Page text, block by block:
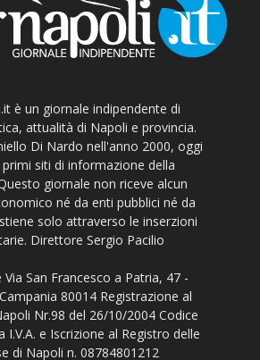
è un giornale indipendente di
attualità di Napoli e provincia.
Di Nardo nell'anno 2000, oggi
siti di informazione della
giornale non riceve alcun
né da enti pubblici né da
solo attraverso le inserzioni
Direttore Sergio Pacilio
Via San Francesco a Patria, 47 -
80014 Registrazione al
Nr.98 del 26/10/2004 Codice
I.V.A. e Iscrizione al Registro delle
di Napoli n. 08784801212